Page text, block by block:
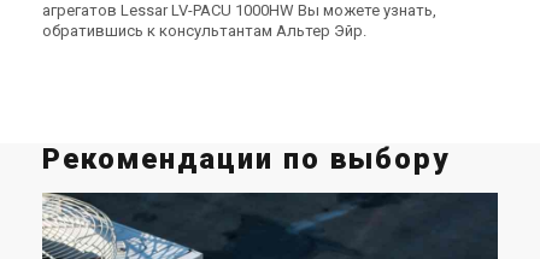
агрегатов Lessar LV-PACU 1000HW Вы можете узнать,
обратившись к консультантам Альтер Эйр.
Рекомендации по выбору